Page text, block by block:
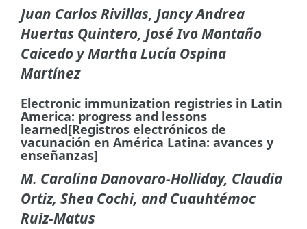
Juan Carlos Rivillas, Jancy Andrea
Huertas Quintero, José Ivo Montaño
Caicedo y Martha Lucía Ospina
Martínez
Electronic immunization registries in Latin
America: progress and lessons
learned[Registros electrónicos de
vacunación en América Latina: avances y
enseñanzas]
M. Carolina Danovaro-Holliday, Claudia
Ortiz, Shea Cochi, and Cuauhtémoc
Ruiz-Matus